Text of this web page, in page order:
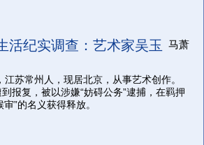
马萧
活纪实调查：艺术家吴玉
苏常州人，现居北京，从事艺术创作。
报复，被以涉嫌“妨碍公务”逮捕，在羁押
”的名义获得释放。